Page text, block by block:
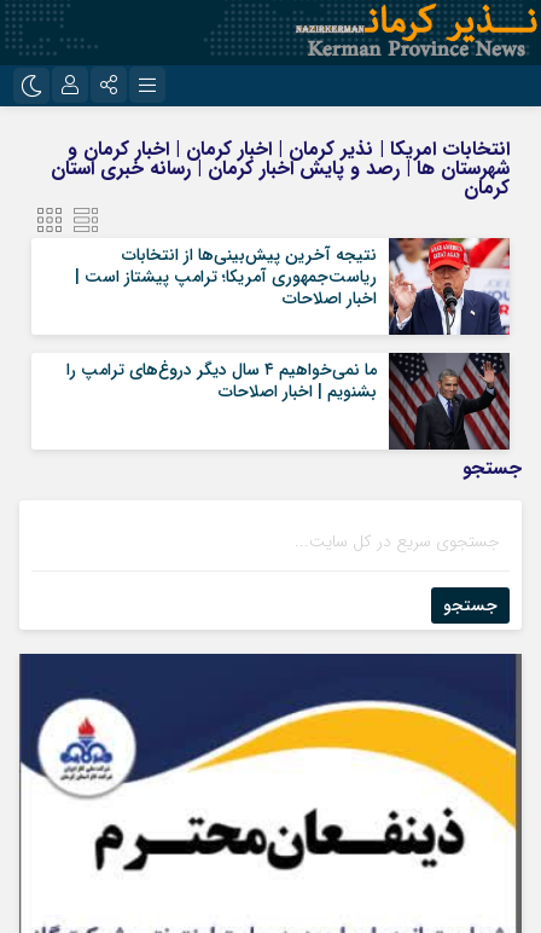
روبیکا
ایتا
مرا به خاطر بسپار
انتخابات امریکا | نذیر کرمان | اخبار کرمان | اخبار کرمان و
شهرستان ها | رصد و پایش اخبار کرمان | رسانه خبری استان
کرمان
نتیجه آخرین پیش‌بینی‌ها از انتخابات
ریاست‌جمهوری آمریکا؛ ترامپ پیشتاز است |
اخبار اصلاحات
ما نمی‌خواهیم ۴ سال دیگر دروغ‌های ترامپ را
بشنویم | اخبار اصلاحات
جستجو
جستجو